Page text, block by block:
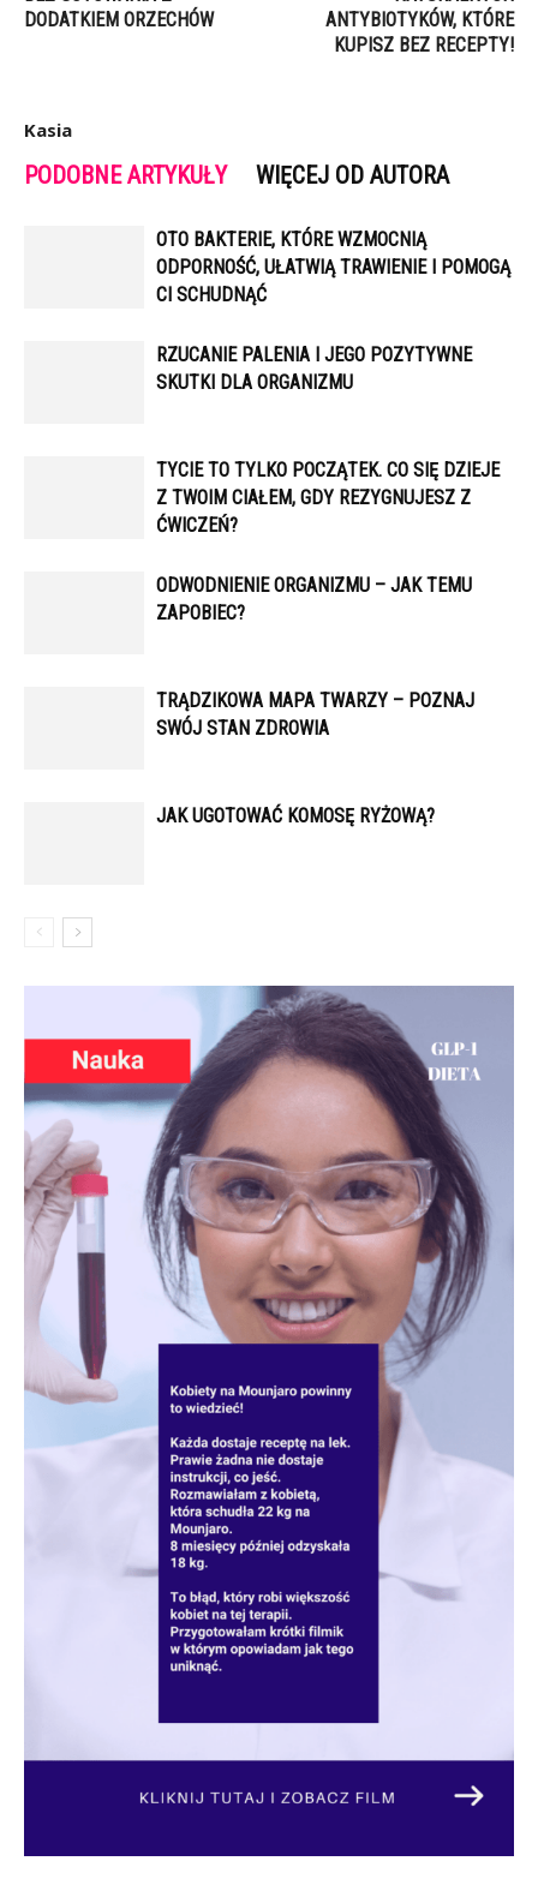
DODATKIEM ORZECHÓW
ANTYBIOTYKÓW, KTÓRE
KUPISZ BEZ RECEPTY!
Kasia
PODOBNE ARTYKUŁY WIĘCEJ OD AUTORA
OTO BAKTERIE, KTÓRE WZMOCNIĄ
ODPORNOŚĆ, UŁATWIĄ TRAWIENIE I POMOGĄ
CI SCHUDNĄĆ
RZUCANIE PALENIA I JEGO POZYTYWNE
SKUTKI DLA ORGANIZMU
TYCIE TO TYLKO POCZĄTEK. CO SIĘ DZIEJE
Z TWOIM CIAŁEM, GDY REZYGNUJESZ Z
ĆWICZEŃ?
ODWODNIENIE ORGANIZMU – JAK TEMU
ZAPOBIEC?
TRĄDZIKOWA MAPA TWARZY – POZNAJ
SWÓJ STAN ZDROWIA
JAK UGOTOWAĆ KOMOSĘ RYŻOWĄ?